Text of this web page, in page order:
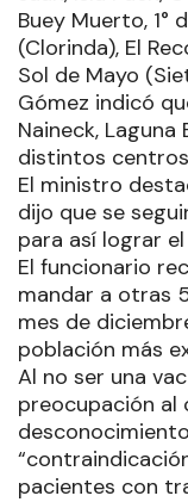
Buey Muerto, 1°
(Clorinda), El
Sol de Mayo
Gómez indicó
Naineck, Laguna
distintos
El ministro
dijo que se
para así lograr
El funcionario
mandar a otras
mes de
población más
Al no ser una
preocupación al
pacientes con